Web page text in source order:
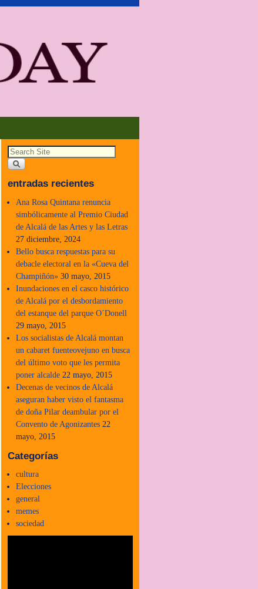
entradas recientes
Ana Rosa Quintana renuncia
simbólicamente al Premio Ciudad
de Alcalá de las Artes y las Letras
27 diciembre, 2024
Bello busca respuestas para su
debacle electoral en la «Cueva del
Champiñón» 30 mayo, 2015
Inundaciones en el casco histórico
de Alcalá por el desbordamiento
del estanque del parque O´Donell
29 mayo, 2015
Los socialistas de Alcalá montan
un cabaret fuenteovejuno en busca
del último voto que les permita
poner alcalde 22 mayo, 2015
Decenas de vecinos de Alcalá
aseguran haber visto el fantasma
de doña Pilar deambular por el
Convento de Agonizantes 22
mayo, 2015
Categorías
cultura
Elecciones
general
memes
sociedad